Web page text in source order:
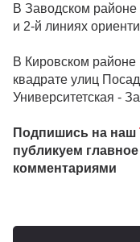
В Заводском
и 2-й линиях
В Кировском
квадрате улиц
Университетская -
Подпишись на наш
публикуем
комментариями